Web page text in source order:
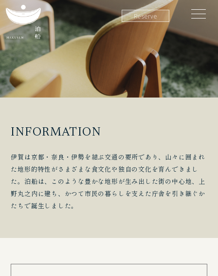
Reserve
INFORMATION
伊賀は京都・奈良・伊勢を結ぶ交通の要所であり、山々に囲まれ
た地形的特性がさまざまな食文化や独自の文化を育んできまし
た。泊船は、このような豊かな地形が生み出した街の中心地、上
野丸之内に建ち、かつて市民の暮らしを支えた庁舎を引き継ぐか
たちで誕生しました。